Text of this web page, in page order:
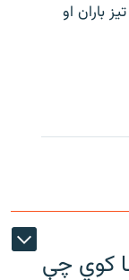
کې د تیز باران او
کوي چې